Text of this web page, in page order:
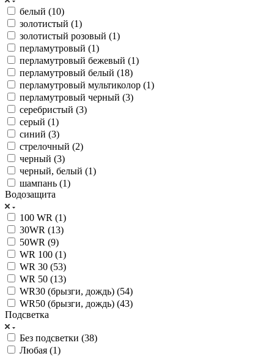
белый (10)
золотистый (1)
золотистый розовый (1)
перламутровый (1)
перламутровый бежевый (1)
перламутровый белый (18)
перламутровый мультиколор (1)
перламутровый черный (3)
серебристый (3)
серый (1)
синий (3)
стрелочный (2)
черный (3)
черный, белый (1)
шампань (1)
Водозащита
100 WR (1)
30WR (13)
50WR (9)
WR 100 (1)
WR 30 (53)
WR 50 (13)
WR30 (брызги, дождь) (54)
WR50 (брызги, дождь) (43)
Подсветка
Без подсветки (38)
Любая (1)